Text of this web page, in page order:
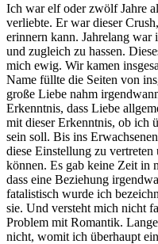
Ich war elf oder zwölf Jahre
verliebte. Er war dieser
erinnern kann. Jahrelang war
und zugleich zu hassen.
mich ewig. Wir kamen
Name füllte die Seiten von
große Liebe nahm
Erkenntnis, dass Liebe
mit dieser Erkenntnis, ob ich
sein soll. Bis ins
diese Einstellung zu
können. Es gab keine Zeit in
dass eine Beziehung
fatalistisch wurde ich
sie. Und versteht mich nicht
Problem mit Romantik.
nicht, womit ich überhaupt